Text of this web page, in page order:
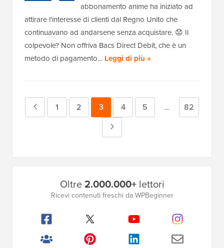
abbonamento anime ha iniziato ad
attirare l'interesse di clienti dal Regno Unito che
continuavano ad andarsene senza acquistare. 😟 Il
colpevole? Non offriva Bacs Direct Debit, che è un
metodo di pagamento… Leggi di più »
PaginaPagina
1 Pagina
2 Pagina
3 Pagina
4 Pagina
5
Pagine
intermedie
… Pagina
82
Oltre2.000.000+lettori
Ricevi contenuti freschi da WPBeginner